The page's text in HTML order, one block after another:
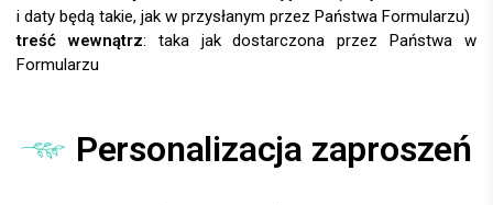
i daty będą takie, jak w przysłanym przez Państwa Formularzu)
treść wewnątrz: taka jak dostarczona przez Państwa w
Formularzu
Personalizacja zaproszeń